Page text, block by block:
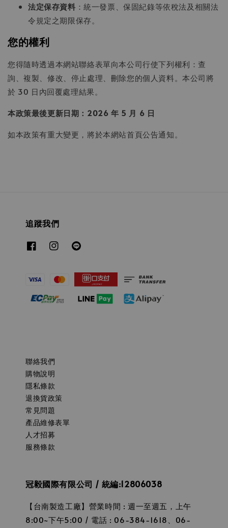
法定保存資料 ：統一發票、保固紀錄等依稅法及相關法
令規定之期限保存。
您的權利
您得隨時透過本網站聯絡表單向本公司行使下列權利：查
詢、複製、修改、停止處理、刪除您的個人資料。本公司將
於 30 日內回覆處理結果。
本政策最後更新日期：2026 年 5 月 6 日
如本政策有重大變更，將於本網站首頁公告通知。
追蹤我們
聯絡我們
購物說明
隱私條款
退換貨政策
常見問題
產品維修表單
人才招募
服務條款
冠毅國際有限公司 / 統編:12806038
【台南製造工廠】營業時間 : 週一至週五，上午
8:00~下午5:00 / 電話 : 06-384-1618、06-